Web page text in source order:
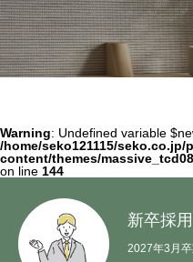
Warning: Undefined variable
/home/seko121115/
content/themes/
on line 144
新卒採
2027年3月